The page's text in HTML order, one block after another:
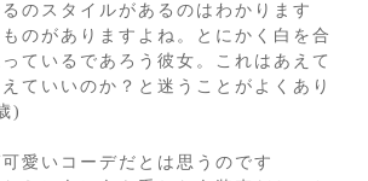
るのスタイルがあるのはわかります
のがありますよね。とにかく白を合
ているであろう彼女。これはあえて
ていいのか？と迷うことがよくあり
)
愛いコーデだとは思うのです